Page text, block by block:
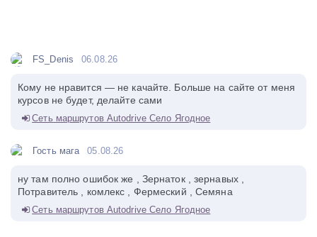
FS_Denis 06.08.26
Кому не нравится — не качайте. Больше на сайте от меня
курсов не будет, делайте сами
Сеть маршрутов Autodrive Село Ягодное
Гость мага 05.08.26
ну там полно ошибок же , Зернаток , зернавых ,
Потравитель , комлекс , Фермеский , Семяна
Сеть маршрутов Autodrive Село Ягодное